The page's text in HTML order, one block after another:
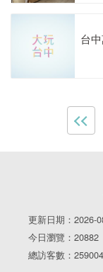
台
更新日期：2026-
今日瀏覽：20882
總訪客數：